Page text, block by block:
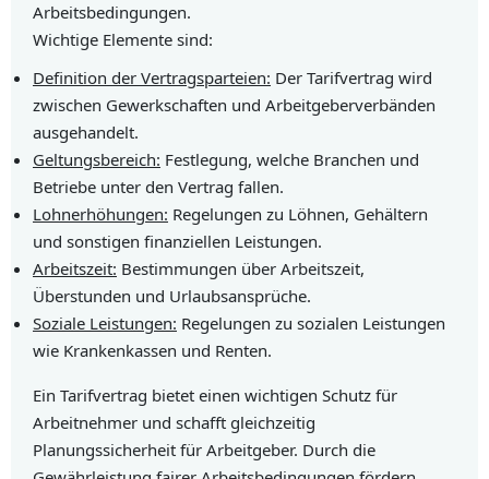
Arbeitsbedingungen.
Wichtige Elemente sind:
Definition der Vertragsparteien: Der Tarifvertrag wird
zwischen Gewerkschaften und Arbeitgeberverbänden
ausgehandelt.
Geltungsbereich: Festlegung, welche Branchen und
Betriebe unter den Vertrag fallen.
Lohnerhöhungen: Regelungen zu Löhnen, Gehältern
und sonstigen finanziellen Leistungen.
Arbeitszeit: Bestimmungen über Arbeitszeit,
Überstunden und Urlaubsansprüche.
Soziale Leistungen: Regelungen zu sozialen Leistungen
wie Krankenkassen und Renten.
Ein Tarifvertrag bietet einen wichtigen Schutz für
Arbeitnehmer und schafft gleichzeitig
Planungssicherheit für Arbeitgeber. Durch die